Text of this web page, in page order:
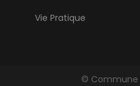
Vie Pratique
© Commune